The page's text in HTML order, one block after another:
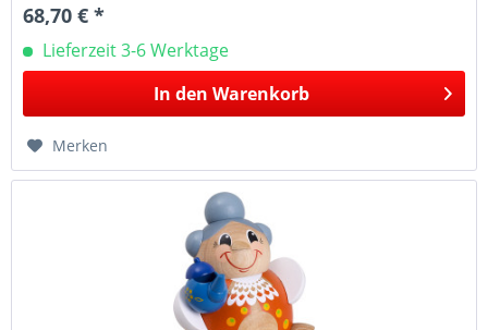
68,70 € *
Lieferzeit 3-6 Werktage
In den Warenkorb
Merken